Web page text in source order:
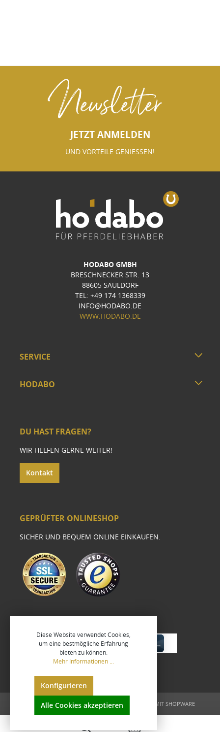
Newsletter
JETZT ANMELDEN
UND VORTEILE GENIESSEN!
HODABO GMBH
BRESCHNECKER STR. 13
88605 SAULDORF
TEL: +49 174 1368339
INFO@HODABO.DE
WWW.HODABO.DE
SERVICE
HODABO
DU HAST FRAGEN?
WIR HELFEN GERNE WEITER!
Kontakt
GEPRÜFTER ONLINESHOP
SICHER UND BEQUEM ONLINE EINKAUFEN.
UMGESETZT VONXEROGRAFIX GMBH REALISIERT MIT SHOPWARE
Diese Website verwendet Cookies,
um eine bestmögliche Erfahrung
bieten zu können.
Mehr Informationen ...
Konfigurieren
Alle Cookies akzeptieren